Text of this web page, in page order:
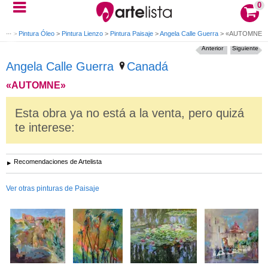
0
> Pintura Óleo > Pintura Lienzo > Pintura Paisaje >Angela Calle Guerra > «AUTOMNE»
Angela Calle Guerra Canadá
«AUTOMNE»
Siguiente
Anterior
Esta obra ya no está a la venta, pero quizá
te interese:
Recomendaciones de Artelista
Ver otras pinturas de Paisaje